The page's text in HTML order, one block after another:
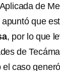
de
que
, por lo que
de
caso